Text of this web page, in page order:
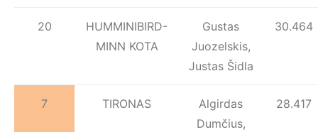
20
HUMMINIBIRD-
MINN KOTA
Gustas
Juozelskis,
Justas Šidla
30.464
7 TIRONAS
Algirdas
Dumčius,
28.417